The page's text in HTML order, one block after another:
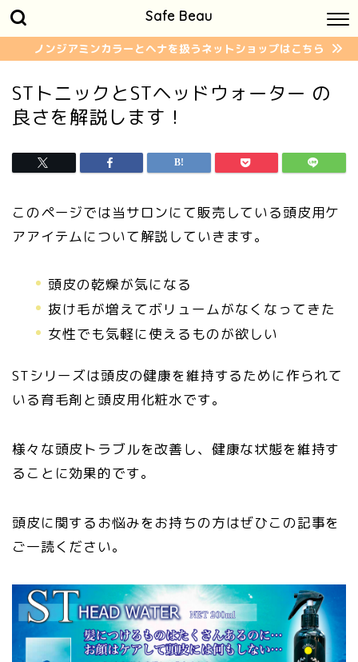
Safe Beau
ノンジアミンカラーとヘナを扱うネットショップはこちら
STトニックとSTヘッドウォーター の
良さを解説します！
このページでは当サロンにて販売している頭皮用ケ
アアイテムについて解説していきます。
頭皮の乾燥が気になる
抜け毛が増えてボリュームがなくなってきた
女性でも気軽に使えるものが欲しい
STシリーズは頭皮の健康を維持するために作られて
いる育毛剤と頭皮用化粧水です。
様々な頭皮トラブルを改善し、健康な状態を維持す
ることに効果的です。
頭皮に関するお悩みをお持ちの方はぜひこの記事を
ご一読ください。